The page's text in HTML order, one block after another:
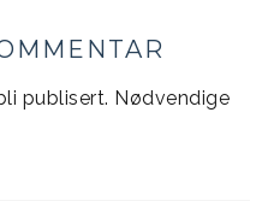
publisert. Nødvendige